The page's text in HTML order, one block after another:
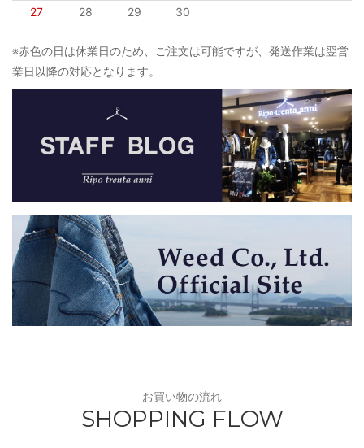
27
28 29 30
※赤色の日は休業日のため、ご注文は可能ですが、発送作業は翌営
業日以降の対応となります。
お買い物の流れ
SHOPPING FLOW